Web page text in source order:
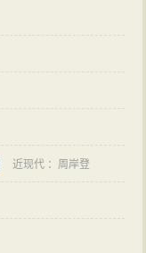
近现代 ： 周岸登